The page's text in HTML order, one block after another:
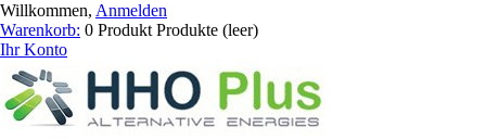
Willkommen, Anmelden
Warenkorb: 0 Produkt Produkte (leer)
Ihr Konto